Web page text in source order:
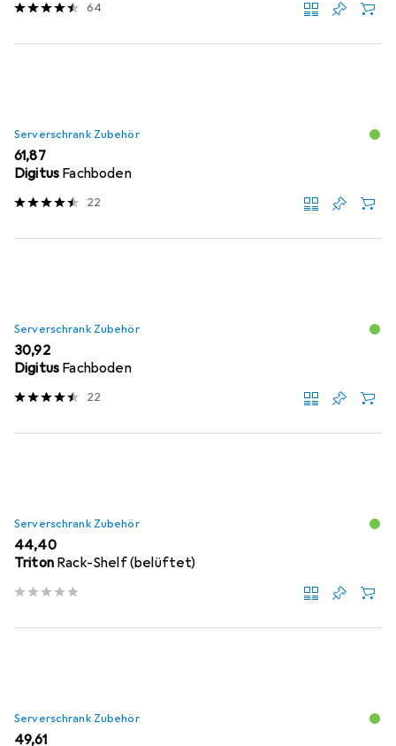
64
Serverschrank Zubehör
EUR
61,87
Digitus Fachboden
22
Serverschrank Zubehör
EUR
30,92
Digitus Fachboden
22
Serverschrank Zubehör
EUR
44,40
Triton Rack-Shelf (belüftet)
Serverschrank Zubehör
EUR
49,61